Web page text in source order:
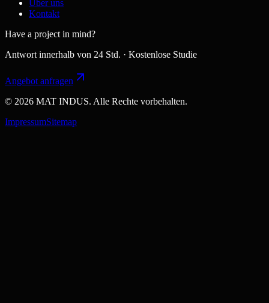
Über uns
Kontakt
Have a project in mind?
Antwort innerhalb von 24 Std. · Kostenlose Studie
Angebot anfragen
© 2026 MAT INDUS. Alle Rechte vorbehalten.
ImpressumSitemap